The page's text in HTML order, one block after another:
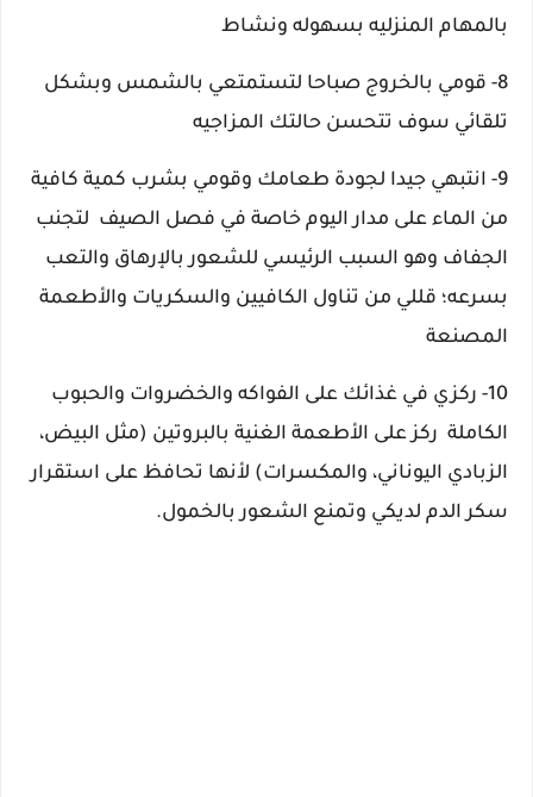
بالمهام المنزليه بسهوله ونشاط
8- قومي بالخروج صباحا لتستمتعي بالشمس وبشكل
تلقائي سوف تتحسن حالتك المزاجيه
9- انتبهي جيدا لجودة طعامك وقومي
بشرب كمية كافية
من الماء على مدار اليوم خاصة في فصل الصيف لتجنب
الجفاف وهو السبب الرئيسي للشعور بالإرهاق والتعب
بسرعه؛ قللي من تناول الكافيين والسكريات والأطعمة
المصنعة
10- ركزي في غذائك على الفواكه والخضروات والحبوب
الكاملة ركز على الأطعمة الغنية بالبروتين (مثل البيض،
الزبادي اليوناني، والمكسرات) لأنها تحافظ على استقرار
سكر الدم لديكي وتمنع الشعور بالخمول.